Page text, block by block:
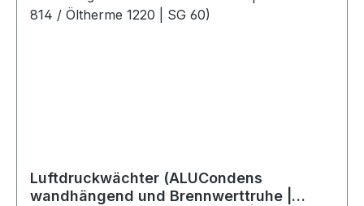
Luftdruckwächter (ALUCondens
wandhängend und Brennwerttruhe |